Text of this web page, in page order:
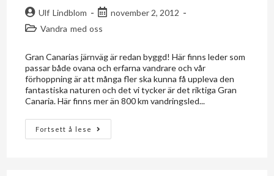
Ulf Lindblom
november 2, 2012
Vandra med oss
Gran Canarias järnväg är redan byggd! Här finns leder som
passar både ovana och erfarna vandrare och vår
förhoppning är att många fler ska kunna få uppleva den
fantastiska naturen och det vi tycker är det riktiga Gran
Canaria. Här finns mer än 800 km vandringsled...
Fortsett å lese